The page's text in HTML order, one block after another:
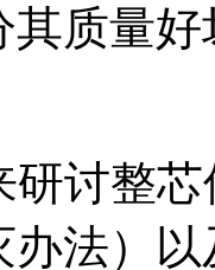
其质量
讨整芯
办法）